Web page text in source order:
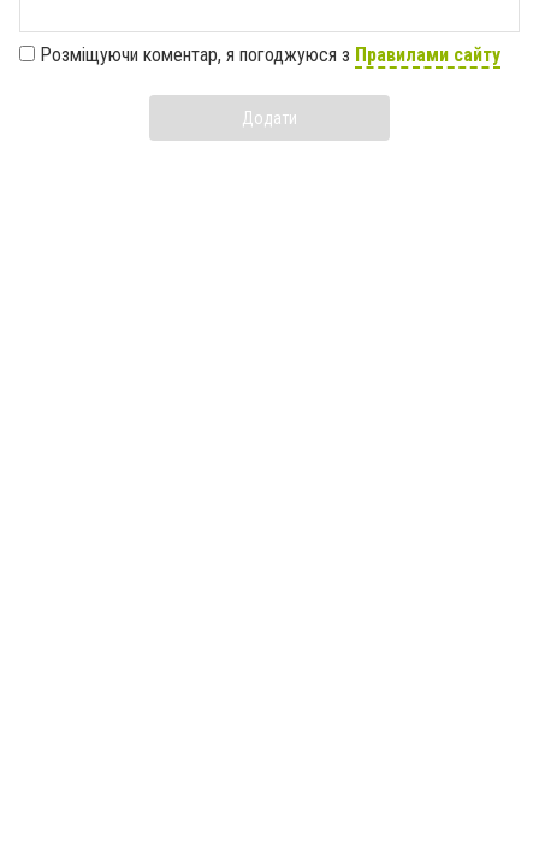
Розміщуючи коментар, я погоджуюся з Правилами сайту
Додати